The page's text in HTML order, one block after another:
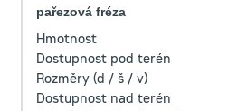
pařezová fréza
Hmotnost
Dostupnost pod terén
Rozměry (d / š / v)
Dostupnost nad terén